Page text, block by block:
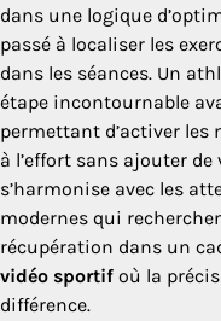
dans une logique
passé à localiser les
dans les séances. Un
étape incontournable
permettant d’activer les
à l’effort sans ajouter
s’harmonise avec les
modernes qui
récupération dans un
vidéo sportif où la
différence.